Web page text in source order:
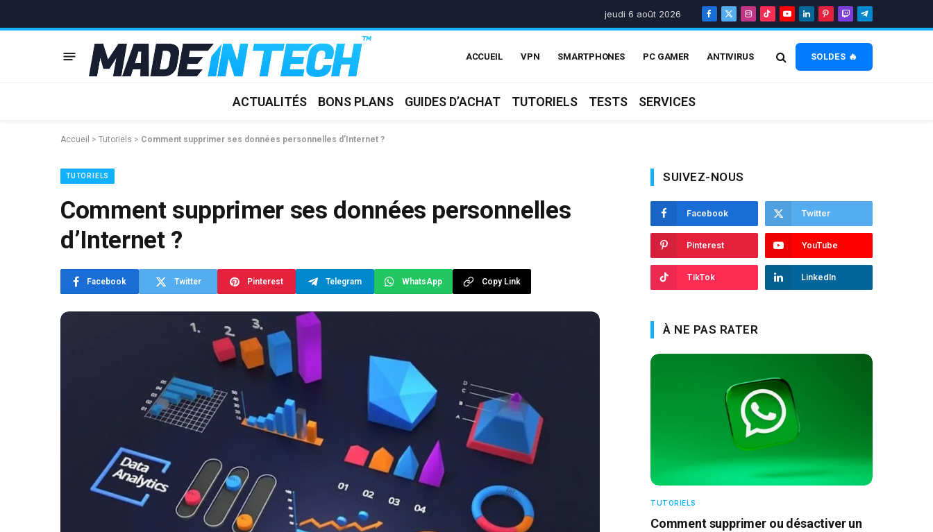
jeudi 6 août 2026
Facebook
X
Instagram
TikTokYouTube
LinkedInPinterest
TwitchTelegram
ACCUEIL VPN SMARTPHONES PC GAMER ANTIVIRUS SOLDES 🔥
ACTUALITÉS BONS PLANS GUIDES D’ACHAT TUTORIELS TESTS SERVICES
Accueil > Tutoriels > Comment supprimer ses données personnelles d’Internet ?
TUTORIELS
Comment supprimer ses données personnelles
d’Internet ?
Facebook Twitter Pinterest Telegram WhatsApp Copy Link
SUIVEZ-NOUS
Facebook Twitter
Pinterest YouTube
TikTok LinkedIn
À NE PAS RATER
TUTORIELS
Comment supprimer ou désactiver un